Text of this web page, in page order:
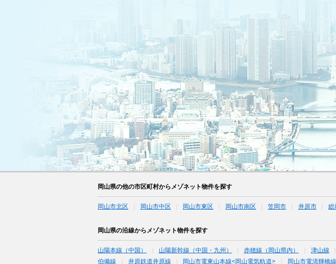
岡山県の他の市区町村からメゾネット物件を探す
岡山市北区 岡山市中区 岡山市東区 岡山市南区 笠岡市 井原市 総
岡山県の沿線からメゾネット物件を探す
山陽本線（中国） 山陽新幹線（中国・九州） 赤穂線（岡山県内） 津山線
伯備線
井原鉄道井原線 岡山市電東山本線<岡山電気軌道> 岡山市電清輝橋